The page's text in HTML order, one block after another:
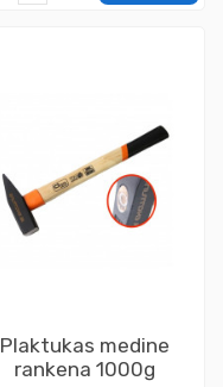
Plaktukas medine
rankena 1000g